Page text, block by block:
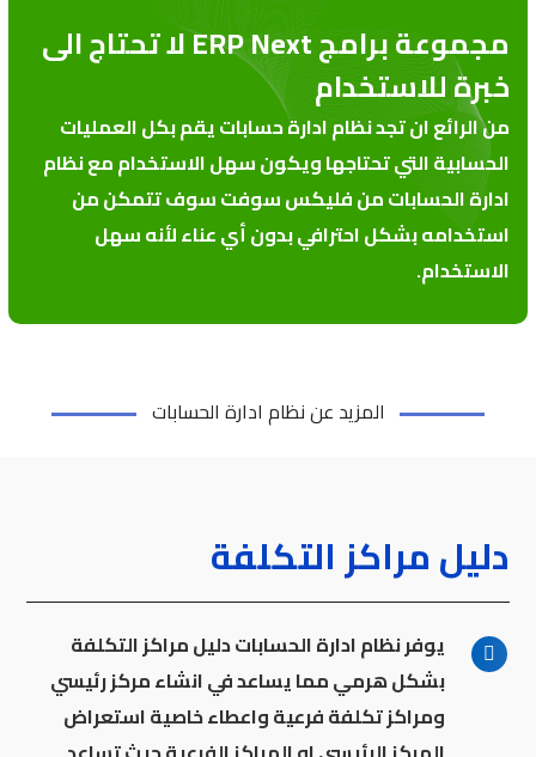
مجموعة برامج ERP Next لا تحتاج الى
خبرة للاستخدام
من الرائع ان تجد نظام ادارة حسابات يقم بكل العمليات
الحسابية التي تحتاجها ويكون سهل الاستخدام مع نظام
ادارة الحسابات من فليكس سوفت سوف تتمكن من
استخدامه بشكل احترافي بدون أي عناء لأنه سهل
الاستخدام.
المزيد عن نظام ادارة الحسابات
دليل مراكز التكلفة
يوفر نظام ادارة الحسابات دليل مراكز التكلفة
بشكل هرمي مما يساعد في انشاء مركز رئيسي
ومراكز تكلفة فرعية واعطاء خاصية استعراض